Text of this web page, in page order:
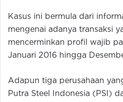
Kasus ini bermula dari
mengenai adanya transaksi
mencerminkan profil wajib
Januari 2016 hingga
Adapun tiga perusahaan
Putra Steel Indonesia (PSI)